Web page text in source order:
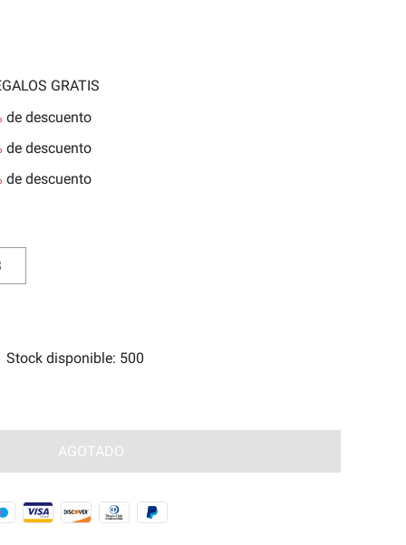
y Mascotas
Magia Antigua🧿
GRATIS
de descuento
de descuento
de descuento
Stock disponible: 500
AGOTADO